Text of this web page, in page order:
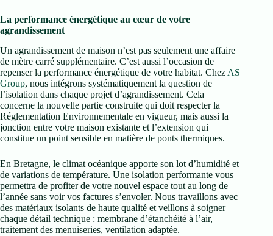
La performance énergétique au cœur de votre
agrandissement
Un agrandissement de maison n’est pas seulement une affaire
de mètre carré supplémentaire. C’est aussi l’occasion de
repenser la performance énergétique de votre habitat. Chez AS
Group, nous intégrons systématiquement la question de
l’isolation dans chaque projet d’agrandissement. Cela
concerne la nouvelle partie construite qui doit respecter la
Réglementation Environnementale en vigueur, mais aussi la
jonction entre votre maison existante et l’extension qui
constitue un point sensible en matière de ponts thermiques.
En Bretagne, le climat océanique apporte son lot d’humidité et
de variations de température. Une isolation performante vous
permettra de profiter de votre nouvel espace tout au long de
l’année sans voir vos factures s’envoler. Nous travaillons avec
des matériaux isolants de haute qualité et veillons à soigner
chaque détail technique : membrane d’étanchéité à l’air,
traitement des menuiseries, ventilation adaptée.